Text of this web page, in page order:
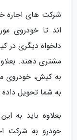
شرکت های اجاره
اند تا خودروی
دلخواه دیگری در
مشتری دهند.
به کیش، خودروی
به شما تحویل داده
بعلاوه باید به
خودرو به شرکت